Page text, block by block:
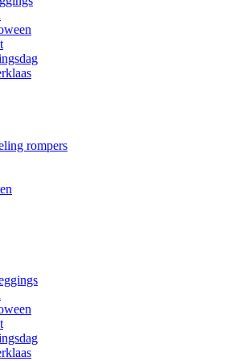
rompers